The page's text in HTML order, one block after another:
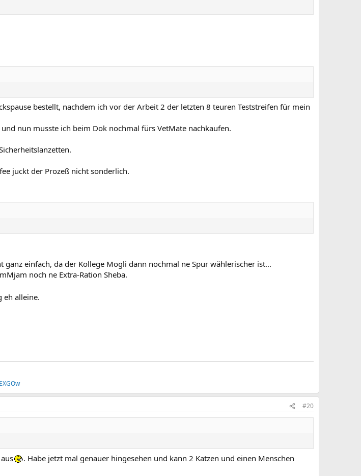
bestellt, nachdem ich vor der Arbeit 2 der letzten 8 teuren Teststreifen für mein
nun musste ich beim Dok nochmal fürs VetMate nachkaufen.
juckt der Prozeß nicht sonderlich.
einfach, da der Kollege Mogli dann nochmal ne Spur wählerischer ist...
noch ne Extra-Ration Sheba.
eh alleine.
#20
. Habe jetzt mal genauer hingesehen und kann 2 Katzen und einen Menschen